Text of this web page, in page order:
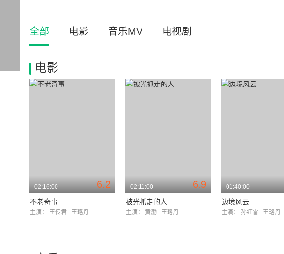
全部 电影 音乐MV 电视剧
电影
6.2
02:16:00
不老奇事
主演： 王传君 王珞丹
6.9
02:11:00
被光抓走的人
主演： 黄渤 王珞丹
01:40:00
边境风云
主演： 孙红雷 王珞丹